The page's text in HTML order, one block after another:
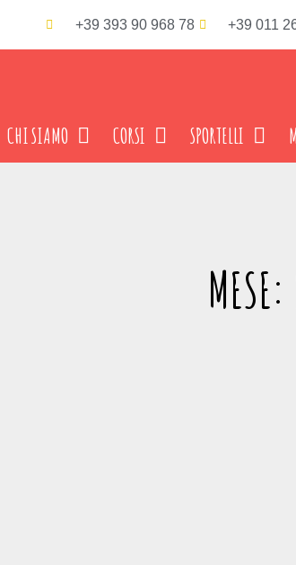
+39 393 90 968 78 +39 011
CHI SIAMO CORSI SPORTELLI